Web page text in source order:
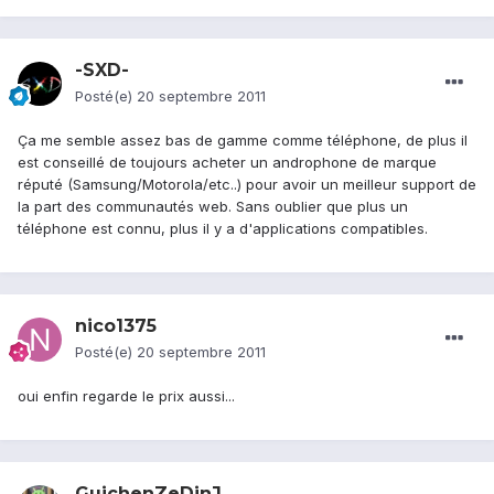
-SXD-
Posté(e) 20 septembre 2011
Ça me semble assez bas de gamme comme téléphone, de plus il
est conseillé de toujours acheter un androphone de marque
réputé (Samsung/Motorola/etc..) pour avoir un meilleur support de
la part des communautés web. Sans oublier que plus un
téléphone est connu, plus il y a d'applications compatibles.
nico1375
Posté(e) 20 septembre 2011
oui enfin regarde le prix aussi...